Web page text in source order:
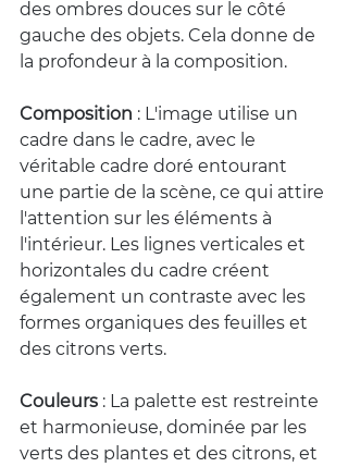
des ombres douces sur le côté
gauche des objets. Cela donne de
la profondeur à la composition.
Composition : L'image utilise un
cadre dans le cadre, avec le
véritable cadre doré entourant
une partie de la scène, ce qui attire
l'attention sur les éléments à
l'intérieur. Les lignes verticales et
horizontales du cadre créent
également un contraste avec les
formes organiques des feuilles et
des citrons verts.
Couleurs : La palette est restreinte
et harmonieuse, dominée par les
verts des plantes et des citrons, et